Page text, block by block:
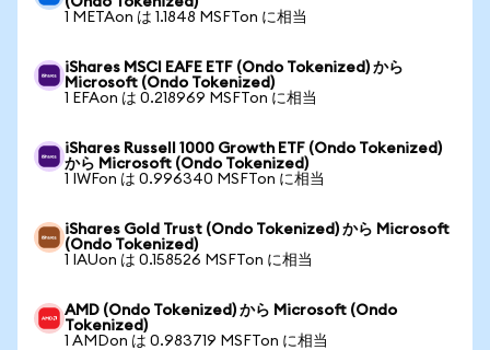
1 METAon は 1.1848 MSFTon に相当
iShares MSCI EAFE ETF (Ondo Tokenized) から
Microsoft (Ondo Tokenized)
1 EFAon は 0.218969 MSFTon に相当
iShares Russell 1000 Growth ETF (Ondo Tokenized)
から Microsoft (Ondo Tokenized)
1 IWFon は 0.996340 MSFTon に相当
iShares Gold Trust (Ondo Tokenized) から Microsoft
(Ondo Tokenized)
1 IAUon は 0.158526 MSFTon に相当
AMD (Ondo Tokenized) から Microsoft (Ondo
Tokenized)
1 AMDon は 0.983719 MSFTon に相当